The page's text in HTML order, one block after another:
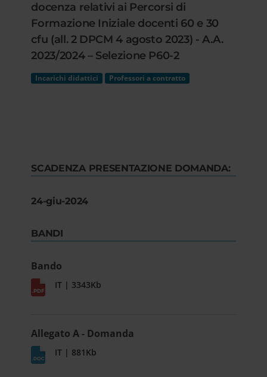
docenza relativi ai Percorsi di
Formazione Iniziale docenti 60 e 30
cfu (all. 2 DPCM 4 agosto 2023) - A.A.
2023/2024 – Selezione P60-2
Incarichi didattici Professori a contratto
SCADENZA PRESENTAZIONE DOMANDA:
24-giu-2024
BANDI
Bando
IT | 3343Kb
Allegato A - Domanda
IT | 881Kb